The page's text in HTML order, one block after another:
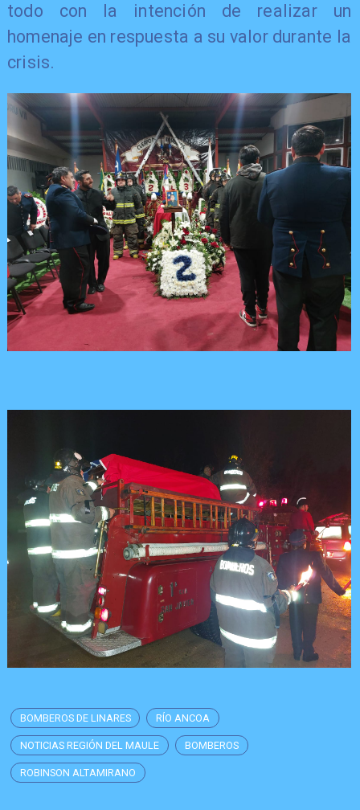
todo con la intención de realizar un
homenaje en respuesta a su valor durante la
crisis.
BOMBEROS DE LINARES RÍO ANCOA
NOTICIAS REGIÓN DEL MAULE BOMBEROS
ROBINSON ALTAMIRANO